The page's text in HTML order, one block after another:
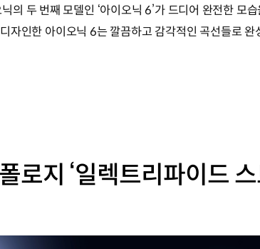
의 두 번째 모델인 ‘아이오닉 6’가 드디어 완전한 모
자인한 아이오닉 6는 깔끔하고 감각적인 곡선들로
로지 ‘일렉트리파이드